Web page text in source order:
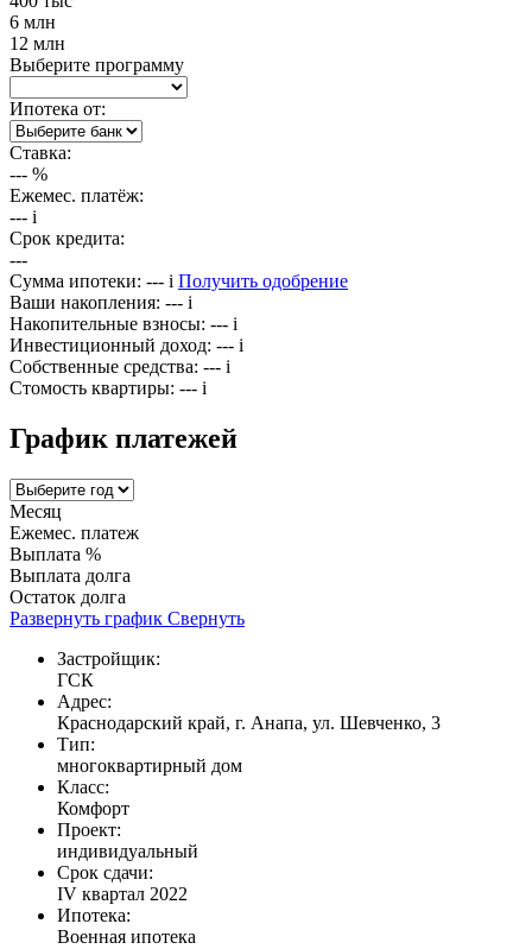
6 млн
12 млн
Выберите программу
Ипотека от:
Ставка:
--- %
Ежемес. платёж:
--- i
Срок кредита:
---
Сумма ипотеки: --- i Получить одобрение
Ваши накопления: --- i
Накопительные взносы: --- i
Инвестиционный доход: --- i
Собственные средства: --- i
Стомость квартиры: --- i
График платежей
Месяц
Ежемес. платеж
Выплата %
Выплата долга
Остаток долга
Развернуть график Свернуть
Застройщик:
ГСК
Адрес:
Краснодарский край, г. Анапа, ул. Шевченко, 3
Тип:
многоквартирный дом
Класс:
Комфорт
Проект:
индивидуальный
Срок сдачи:
IV квартал 2022
Ипотека:
Военная ипотека